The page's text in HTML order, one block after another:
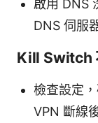
啟用 DNS
DNS 伺服
Kill Switch
檢查設定
VPN 斷線